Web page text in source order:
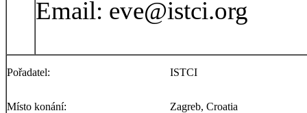
Email: eve@istci.org
Pořadatel: ISTCI
Místo konání: Zagreb, Croatia